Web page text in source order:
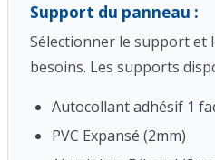
Support du panneau :
Sélectionner le support et
besoins. Les supports
Autocollant adhésif 1
PVC Expansé (2mm)